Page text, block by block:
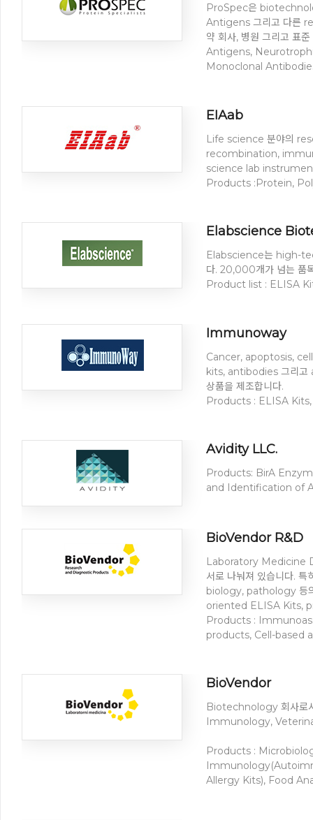
ProSpec은
Antigens 그리고 다른
약 회사, 병원 그리고
Antigens,
Monoclonal
EIAab
Life science 분야의
recombination,
science lab
Products :Protein,
Elabscience
Elabscience는 high-
다. 20,000개가 넘는 품
Product list : ELISA
Immunoway
Cancer, apoptosis,
kits, antibodies 그리고
상품을 제조합니다.
Products : ELISA
Avidity LLC.
Products: BirA
and Identification of
BioVendor R&D
Laboratory Medicine
서로 나눠져 있습니다
biology, pathology 등
oriented ELISA Kits,
Products :
products, Cell-based
BioVendor
Biotechnology 회사로
Immunology,
Products :
Allergy Kits), Food